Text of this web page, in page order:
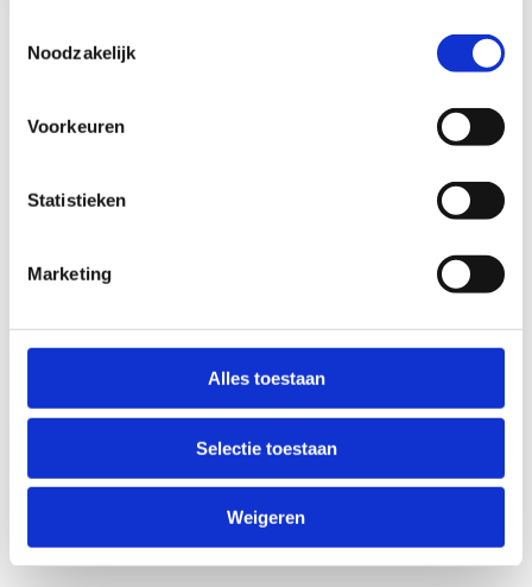
Noodzakelijk
Voorkeuren
Statistieken
Marketing
Alles toestaan
Selectie toestaan
Weigeren